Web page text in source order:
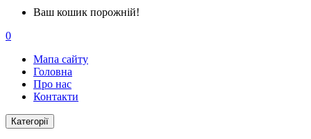
Ваш кошик порожній!
0
Мапа сайту
Головна
Про нас
Контакти
Категорії